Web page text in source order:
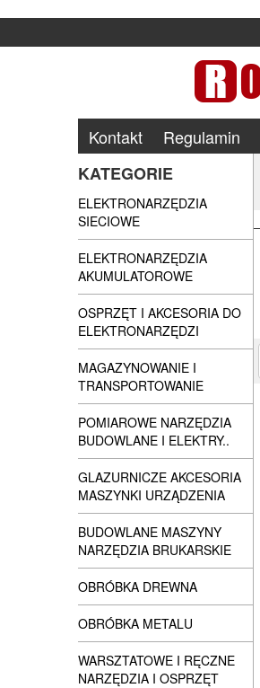
Kontakt Regulamin
KATEGORIE
ELEKTRONARZĘDZIA
SIECIOWE
ELEKTRONARZĘDZIA
AKUMULATOROWE
OSPRZĘT I AKCESORIA DO
ELEKTRONARZĘDZI
MAGAZYNOWANIE I
TRANSPORTOWANIE
POMIAROWE NARZĘDZIA
BUDOWLANE I ELEKTRY..
GLAZURNICZE AKCESORIA
MASZYNKI URZĄDZENIA
BUDOWLANE MASZYNY
NARZĘDZIA BRUKARSKIE
OBRÓBKA DREWNA
OBRÓBKA METALU
WARSZTATOWE I RĘCZNE
NARZĘDZIA I OSPRZĘT